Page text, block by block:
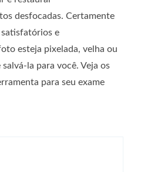
desfocadas. Certamente
e
esteja pixelada, velha ou
la para você. Veja os
para seu exame